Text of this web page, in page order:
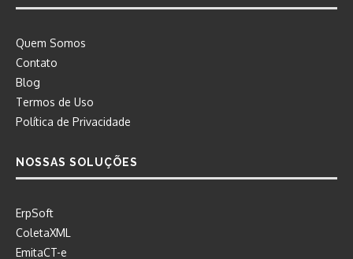
Quem Somos
Contato
Blog
Termos de Uso
Política de Privacidade
NOSSAS SOLUÇÕES
ErpSoft
ColetaXML
EmitaCT-e